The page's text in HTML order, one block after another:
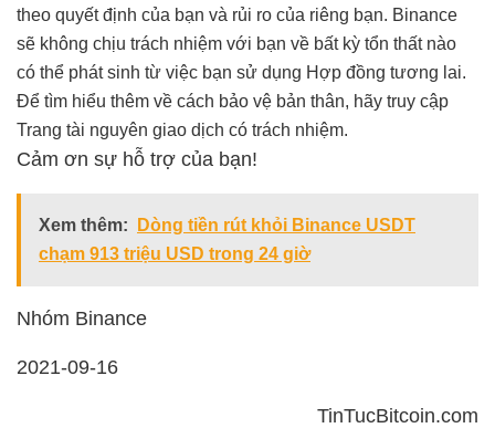
theo quyết định của bạn và rủi ro của riêng bạn. Binance
sẽ không chịu trách nhiệm với bạn về bất kỳ tổn thất nào
có thể phát sinh từ việc bạn sử dụng Hợp đồng tương lai.
Để tìm hiểu thêm về cách bảo vệ bản thân, hãy truy cập
Trang tài nguyên giao dịch có trách nhiệm.
Cảm ơn sự hỗ trợ của bạn!
Xem thêm:
Dòng tiền rút khỏi Binance USDT
chạm 913 triệu USD trong 24 giờ
Nhóm Binance
2021-09-16
TinTucBitcoin.com